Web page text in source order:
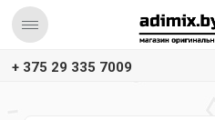
+ 375 29 335 7009